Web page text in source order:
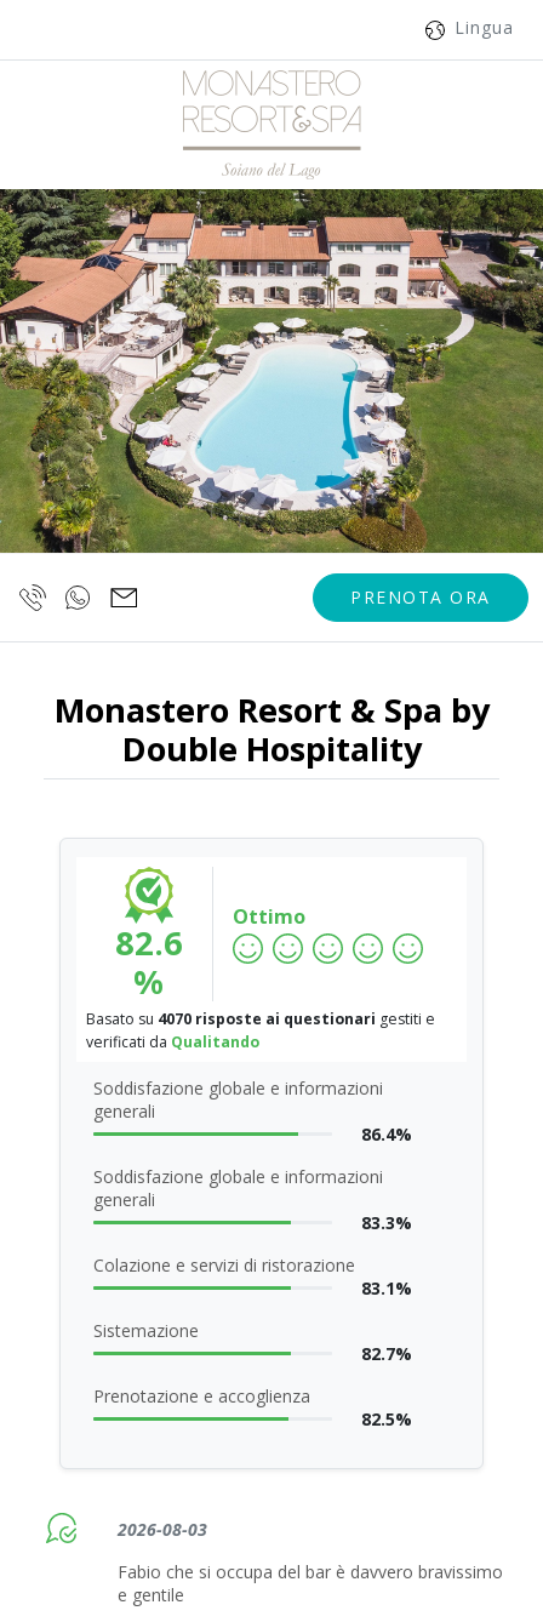
Lingua
PRENOTA ORA
Monastero Resort & Spa by
Double Hospitality
2026-08-03
Fabio che si occupa del bar è davvero bravissimo
e gentile
82.6
%
Ottimo
Basato su 4070 risposte ai questionari gestiti e
verificati da Qualitando
Soddisfazione globale e informazioni
generali
86.4%
Soddisfazione globale e informazioni
generali
83.3%
Colazione e servizi di ristorazione
83.1%
Sistemazione
82.7%
Prenotazione e accoglienza
82.5%